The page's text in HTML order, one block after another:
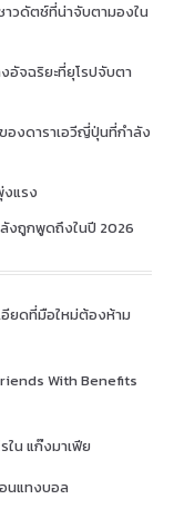
าวดัตช์ที่น่าจับตามองใน
อัจฉริยะที่ยุโรปจับตา
องดาราเอวีญี่ปุ่นที่กำลัง
งแรง
ลังถูกพูดถึงในปี 2026
อียดที่มือใหม่ต้องห้าม
With Benefits
ใน แก๊งมาเฟีย
นแทงบอล